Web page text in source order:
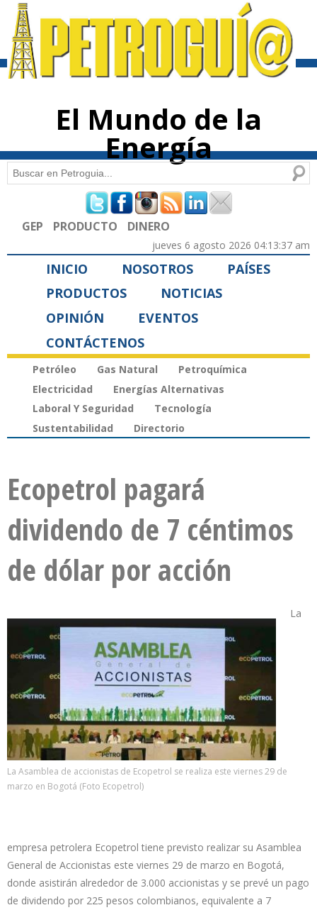
contenido
El Mundo de la
Energía
Formulario de búsqueda
Buscar
GEP PRODUCTO DINERO
jueves 6 agosto 2026 04:13:37 am
INICIO NOSOTROS
PAÍSES
PRODUCTOS
NOTICIAS
OPINIÓN
EVENTOS
CONTÁCTENOS
Petróleo Gas Natural
Petroquímica
Electricidad
Energías Alternativas
Laboral Y Seguridad
Tecnología
Sustentabilidad
Directorio
Ecopetrol pagará
dividendo de 7 céntimos
de dólar por acción
La Asamblea de accionistas de Ecopetrol se realiza este viernes 29 de
marzo en Bogotá (Foto Ecopetrol)
La
empresa petrolera Ecopetrol tiene previsto realizar su Asamblea
General de Accionistas este viernes 29 de marzo en Bogotá,
donde asistirán alrededor de 3.000 accionistas y se prevé un pago
de dividendo por 225 pesos colombianos, equivalente a 7